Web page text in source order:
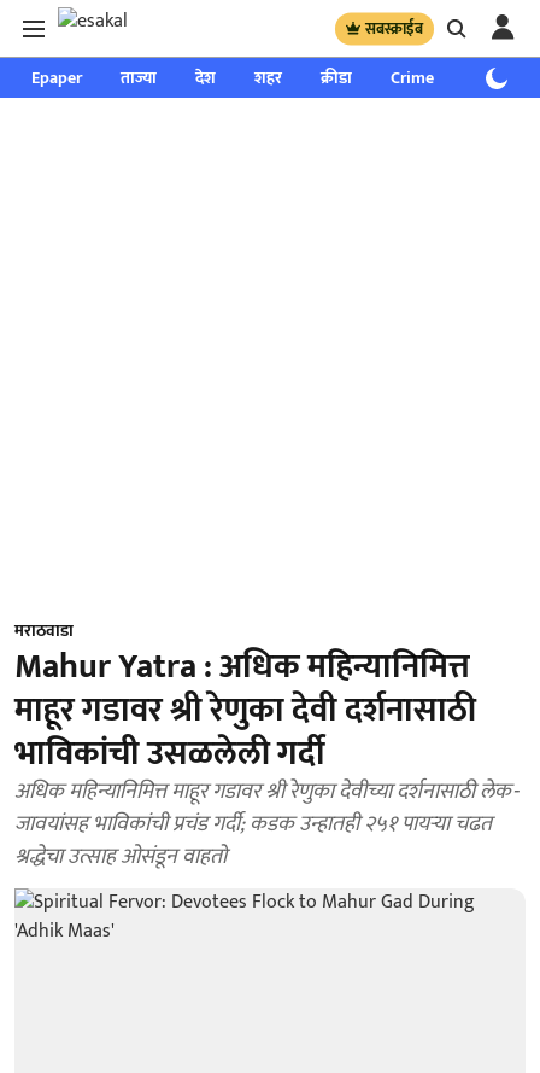
सबस्क्राईब
Epaper ताज्या देश शहर क्रीडा Crime साप्ताहिक
मराठवाडा
Mahur Yatra : अधिक महिन्यानिमित्त
माहूर गडावर श्री रेणुका देवी दर्शनासाठी
भाविकांची उसळलेली गर्दी
अधिक महिन्यानिमित्त माहूर गडावर श्री रेणुका देवीच्या दर्शनासाठी लेक-
जावयांसह भाविकांची प्रचंड गर्दी; कडक उन्हातही २५१ पायऱ्या चढत
श्रद्धेचा उत्साह ओसंडून वाहतो